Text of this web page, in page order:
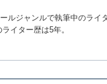
ルジャンルで執筆中のライ
イター歴は5年。